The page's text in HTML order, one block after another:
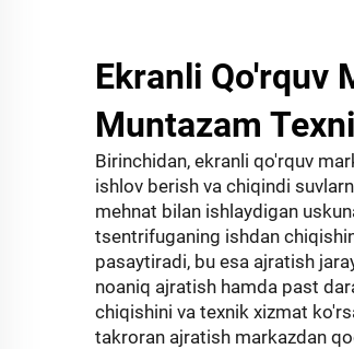
Ekranli Qo'rquv
Muntazam
Birinchidan, ekranli qo'rquv
ishlov berish va chiqindi
mehnat bilan ishlaydigan
tsentrifuganing ishdan
pasaytiradi, bu esa ajratish
noaniq ajratish hamda past
chiqishini va texnik xizmat
takroran ajratish markazdan